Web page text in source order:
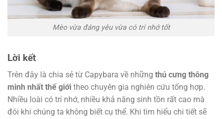
Mèo vừa đáng yêu vừa có trí nhớ tốt
Lời kết
Trên đây là chia sẻ từ Capybara về những thú cưng thông
minh nhất thế giới theo chuyên gia nghiên cứu tổng hợp.
Nhiều loài có trí nhớ, nhiều khả năng sinh tồn rất cao mà
đôi khi chúng ta không biết cụ thể. Khi tìm hiểu chi tiết sẽ